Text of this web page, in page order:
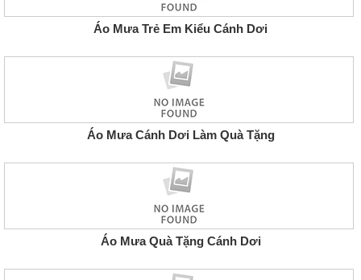
Áo Mưa Trẻ Em Kiểu Cánh Dơi
Áo Mưa Cánh Dơi Làm Quà Tặng
Áo Mưa Quà Tặng Cánh Dơi